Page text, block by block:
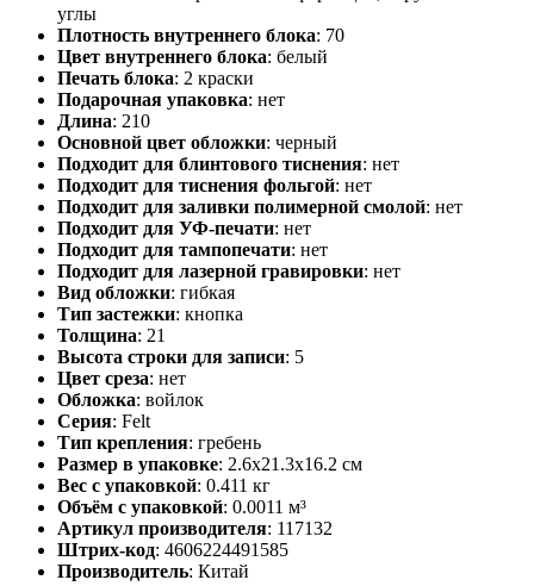
углы
Плотность внутреннего блока: 70
Цвет внутреннего блока: белый
Печать блока: 2 краски
Подарочная упаковка: нет
Длина: 210
Основной цвет обложки: черный
Подходит для блинтового тиснения: нет
Подходит для тиснения фольгой: нет
Подходит для заливки полимерной смолой: нет
Подходит для УФ-печати: нет
Подходит для тампопечати: нет
Подходит для лазерной гравировки: нет
Вид обложки: гибкая
Тип застежки: кнопка
Толщина: 21
Высота строки для записи: 5
Цвет среза: нет
Обложка: войлок
Серия: Felt
Тип крепления: гребень
Размер в упаковке: 2.6x21.3x16.2 см
Вес с упаковкой: 0.411 кг
Объём с упаковкой: 0.0011 м³
Артикул производителя: 117132
Штрих-код: 4606224491585
Производитель: Китай